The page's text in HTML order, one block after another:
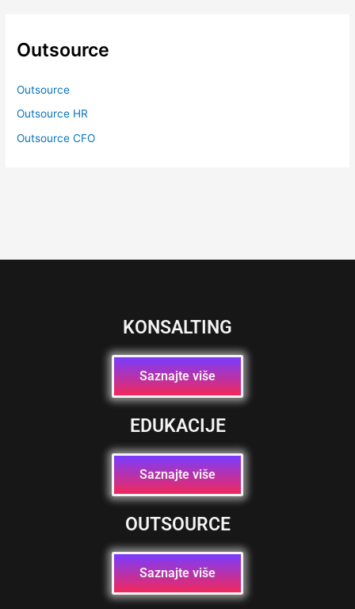
Outsource
Outsource
Outsource HR
Outsource CFO
KONSALTING
Saznajte više
EDUKACIJE
Saznajte više
OUTSOURCE
Saznajte više